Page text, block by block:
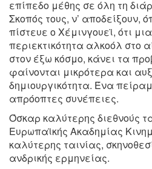
επίπεδο μέθης σε όλη τη
Σκοπός τους, ν’ αποδείξουν,
πίστευε ο Χέμινγουεϊ, ότι
περιεκτικότητα αλκοόλ στο
στον έξω κόσμο, κάνει τα
φαίνονται μικρότερα και
δημιουργικότητα. Ένα
απρόοπτες συνέπειες.
Όσκαρ καλύτερης διεθνούς
Ευρωπαϊκής Ακαδημίας
καλύτερης ταινίας,
ανδρικής ερμηνείας.